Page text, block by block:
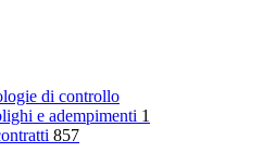
di controllo
e adempimenti 1
857